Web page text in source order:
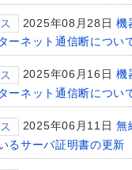
2025年08月28日 機
ーネット通信断につい
2025年06月16日 機
ーネット通信断につい
2025年06月11日 無
るサーバ証明書の更新